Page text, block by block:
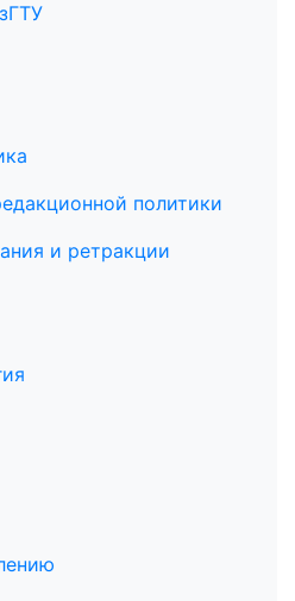
политики
и ретракции